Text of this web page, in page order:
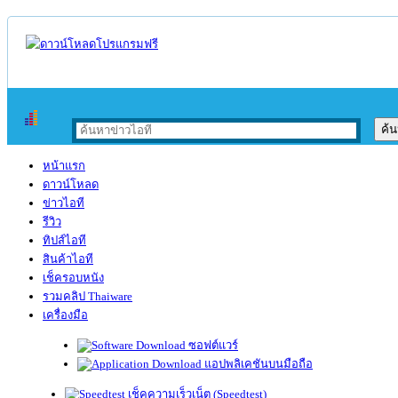
หน้าแรก
ดาวน์โหลด
ข่าวไอที
รีวิว
ทิปส์ไอที
สินค้าไอที
เช็ครอบหนัง
รวมคลิป Thaiware
เครื่องมือ
ซอฟต์แวร์
แอปพลิเคชันบนมือถือ
เช็คความเร็วเน็ต (Speedtest)